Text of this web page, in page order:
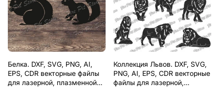
Белка. DXF, SVG, PNG, AI,
EPS, CDR векторные файлы
для лазерной, плазменной
Коллекция Львов. DXF, SVG,
PNG, AI, EPS, CDR векторные
файлы для лазерной,